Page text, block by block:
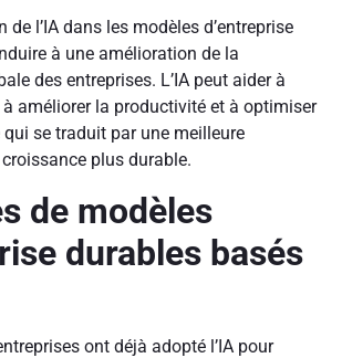
de l’IA dans les modèles d’entreprise
à une amélioration de la
des entreprises. L’IA peut aider à
à améliorer la productivité et à optimiser
qui se traduit par une meilleure
plus durable.
de modèles
durables basés
ont déjà adopté l’IA pour